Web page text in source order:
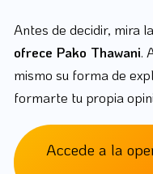
Antes de decidir, mira
ofrece Pako Thawani.
mismo su forma de
formarte tu propia
Accede a la